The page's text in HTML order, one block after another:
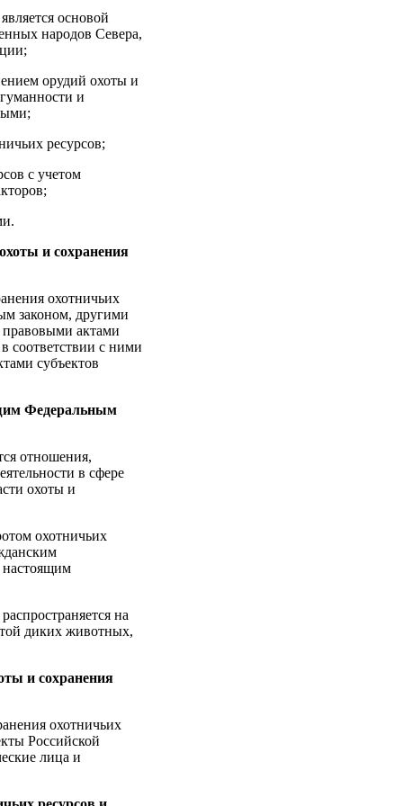
основой
народов Севера,
орудий охоты и
и
ресурсов;
с учетом
и сохранения
охотничьих
законом, другими
актами
соответствии с ними
субъектов
Федеральным
отношения,
в сфере
охоты и
охотничьих
настоящим
на
диких животных,
и сохранения
охотничьих
Российской
лица и